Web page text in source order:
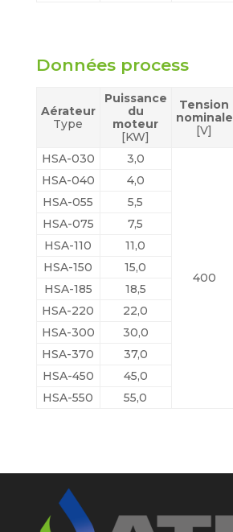
Données process
Aérateur
Type
Puissance
du
moteur
[KW]
Tension
nominale
[V]
HSA-030 3,0
400
HSA-040
4,0
HSA-055
5,5
HSA-075
7,5
HSA-110
11,0
HSA-150
15,0
HSA-185
18,5
HSA-220
22,0
HSA-300
30,0
HSA-370
37,0
HSA-450
45,0
HSA-550
55,0